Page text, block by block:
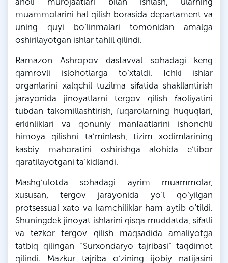
muammolarini hal qilish borasida departament va
uning quyi bo‘linmalari tomonidan amalga
oshirilayotgan ishlar tahlil qilindi.
Ramazon Ashropov dastavval sohadagi keng
qamrovli islohotlarga to‘xtaldi. Ichki ishlar
organlarini xalqchil tuzilma sifatida shakllantirish
jarayonida jinoyatlarni tergov qilish faoliyatini
tubdan takomillashtirish, fuqarolarning huquqlari,
erkinliklari va qonuniy manfaatlarini ishonchli
himoya qilishni ta’minlash, tizim xodimlarining
kasbiy mahoratini oshirishga alohida e’tibor
qaratilayotgani ta’kidlandi.
Mashg‘ulotda sohadagi ayrim muammolar,
xususan, tergov jarayonida yo‘l qo‘yilgan
protsessual xato va kamchiliklar ham aytib o‘tildi.
Shuningdek jinoyat ishlarini qisqa muddatda, sifatli
va tezkor tergov qilish maqsadida amaliyotga
tatbiq qilingan “Surxondaryo tajribasi” taqdimot
qilindi. Mazkur tajriba o‘zining ijobiy natijasini